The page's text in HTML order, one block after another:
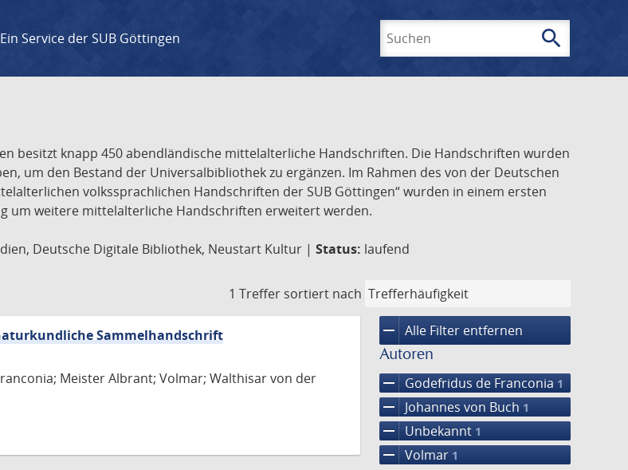
Ein Service der SUB Göttingen search
besitzt knapp 450 abendländische mittelalterliche Handschriften. Die Handschriften wurden
um den Bestand der Universalbibliothek zu ergänzen. Im Rahmen des von der Deutschen
volkssprachlichen Handschriften der SUB Göttingen“ wurden in einem ersten
um weitere mittelalterliche Handschriften erweitert werden.
Deutsche Digitale Bibliothek, Neustart Kultur | Status: laufend
1 Treffer sortiert nach
remove Alle Filter entfernen
Autoren
remove Godefridus de Franconia 1
remove Johannes von Buch 1
remove Unbekannt 1
remove Volmar 1
Sammelhandschrift
Meister Albrant; Volmar; Walthisar von der